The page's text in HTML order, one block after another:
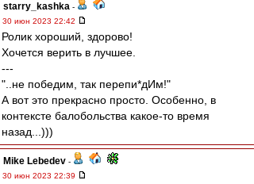
starry_kashka -
30 июн 2023 22:42
Ролик хороший, здорово!
Хочется верить в лучшее.
---
"..не победим, так перепи*дИм!"
А вот это прекрасно просто. Особенно, в
контексте балобольства какое-то время
назад...)))
Mike Lebedev -
30 июн 2023 22:39